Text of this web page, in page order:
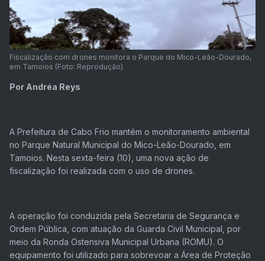
Fiscalização com drones monitora o Parque do Mico-Leão-Dourado,
em Tamoios (Foto: Reprodução)
Por Andréa Reys
A Prefeitura de Cabo Frio mantém o monitoramento ambiental
no Parque Natural Municipal do Mico-Leão-Dourado, em
Tamoios. Nesta sexta-feira (10), uma nova ação de
fiscalização foi realizada com o uso de drones.
A operação foi conduzida pela Secretaria de Segurança e
Ordem Pública, com atuação da Guarda Civil Municipal, por
meio da Ronda Ostensiva Municipal Urbana (ROMU). O
equipamento foi utilizado para sobrevoar a Área de Proteção